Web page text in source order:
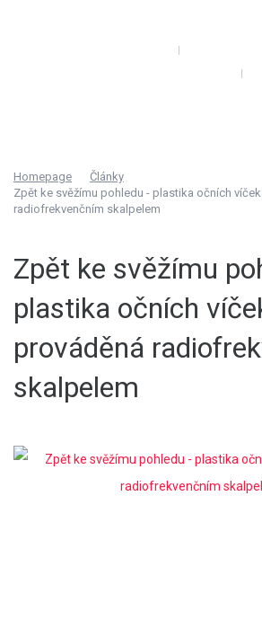
Homepage
Články
Zpět ke svěžímu pohledu - plastika očních
radiofrekvenčním skalpelem
Zpět ke svěžímu
plastika očních
prováděná
skalpelem